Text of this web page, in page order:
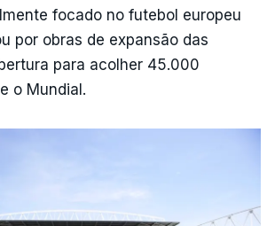
focado no futebol europeu
por obras de expansão das
para acolher 45.000
o Mundial.